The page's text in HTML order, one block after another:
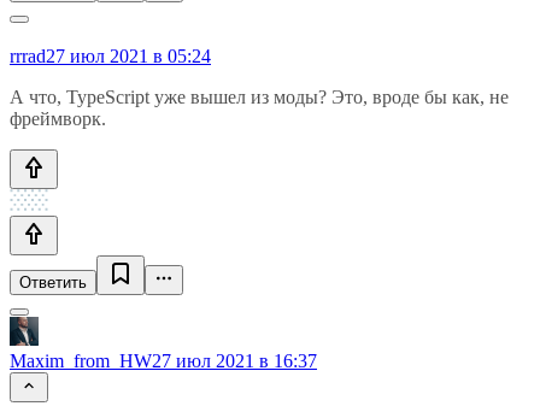
rrrad27 июл 2021 в 05:24
А что, TypeScript уже вышел из моды? Это, вроде бы как, не
фреймворк.
Ответить
Maxim_from_HW27 июл 2021 в 16:37